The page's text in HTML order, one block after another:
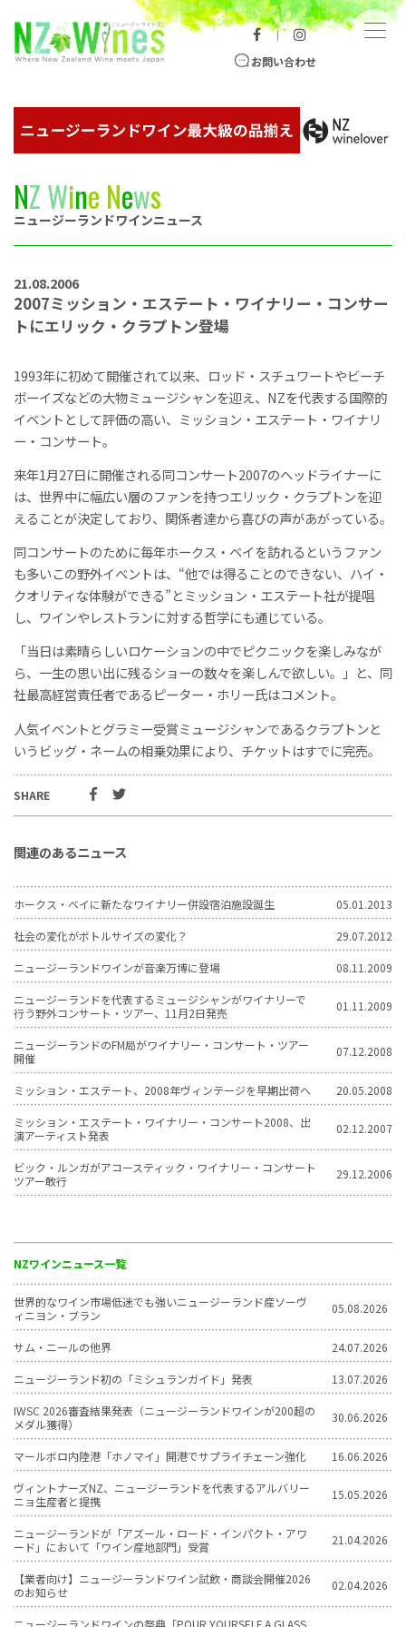
ニュージーランドワイン総合サイト
｜
お問い合わせ
メニュー
NZWine News
ニュージーランドワインニュース
21.08.2006
2007ミッション・エステート・ワイナリー・コンサー
トにエリック・クラプトン登場
NZワインニュース一覧
世界的なワイン市場低迷でも強いニュージーランド産ソーヴ
ィニヨン・ブラン
05.08.2026
サム・ニールの他界 24.07.2026
ニュージーランド初の「ミシュランガイド」発表 13.07.2026
IWSC 2026審査結果発表（ニュージーランドワインが200超の
メダル獲得）
30.06.2026
マールボロ内陸港「ホノマイ」開港でサプライチェーン強化 16.06.2026
ヴィントナーズNZ、ニュージーランドを代表するアルバリー
ニョ生産者と提携
15.05.2026
ニュージーランドが「アズール・ロード・インパクト・アワ
ード」において「ワイン産地部門」受賞
21.04.2026
【業者向け】ニュージーランドワイン試飲・商談会開催2026
のお知らせ
02.04.2026
ニュージーランドワインの祭典「POUR YOURSELF A GLASS
1993年に初めて開催されて以来、ロッド・スチュワートやビーチ
ボーイズなどの大物ミュージシャンを迎え、NZを代表する国際的
イベントとして評価の高い、ミッション・エステート・ワイナリ
ー・コンサート。
来年1月27日に開催される同コンサート2007のヘッドライナーに
は、世界中に幅広い層のファンを持つエリック・クラプトンを迎
えることが決定しており、関係者達から喜びの声があがっている。
同コンサートのために毎年ホークス・ベイを訪れるというファン
も多いこの野外イベントは、“他では得ることのできない、ハイ・
クオリティな体験ができる”とミッション・エステート社が提唱
し、ワインやレストランに対する哲学にも通じている。
「当日は素晴らしいロケーションの中でピクニックを楽しみなが
ら、一生の思い出に残るショーの数々を楽しんで欲しい。」と、同
社最高経営責任者であるピーター・ホリー氏はコメント。
人気イベントとグラミー受賞ミュージシャンであるクラプトンと
いうビッグ・ネームの相乗効果により、チケットはすでに完売。
SHARE
関連のあるニュース
ホークス・ベイに新たなワイナリー併設宿泊施設誕生 05.01.2013
社会の変化がボトルサイズの変化？ 29.07.2012
ニュージーランドワインが音楽万博に登場 08.11.2009
ニュージーランドを代表するミュージシャンがワイナリーで
行う野外コンサート・ツアー、11月2日発売
01.11.2009
ニュージーランドのFM局がワイナリー・コンサート・ツアー
開催
07.12.2008
ミッション・エステート、2008年ヴィンテージを早期出荷へ 20.05.2008
ミッション・エステート・ワイナリー・コンサート2008、出
演アーティスト発表
02.12.2007
ビック・ルンガがアコースティック・ワイナリー・コンサート
ツアー敢行
29.12.2006